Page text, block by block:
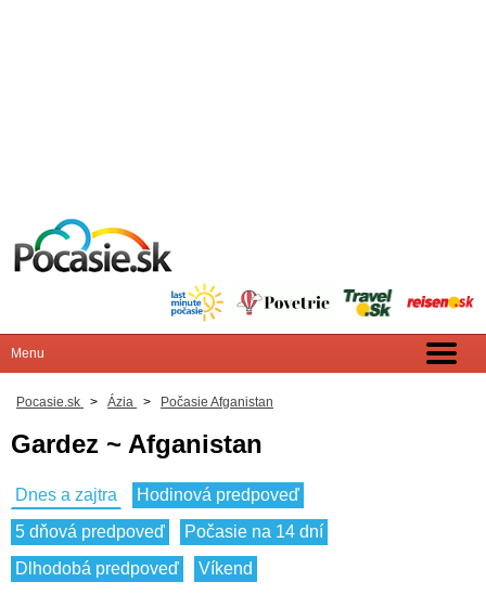
Pocasie.sk > Ázia > Počasie Afganistan
Gardez ~ Afganistan
Dnes a zajtra
Hodinová predpoveď
5 dňová predpoveď
Počasie na 14 dní
Dlhodobá predpoveď
Víkend